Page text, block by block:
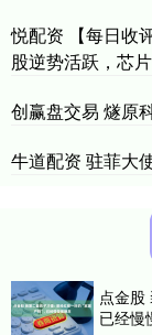
悦配资 【每日收
股逆势活跃，芯
创赢盘交易 燧原
牛道配资 驻菲大
点金股
已经慢